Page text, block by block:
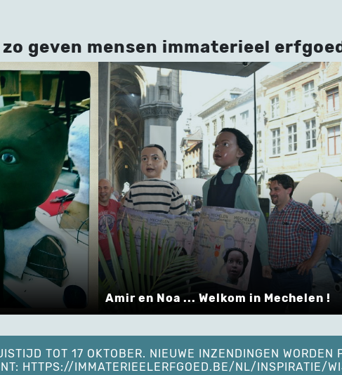
geven mensen immaterieel
Amir en Noa ... Welkom in Mechelen !
TOT 17 OKTOBER. NIEUWE INZENDINGEN
HTTPS://IMMATERIEELERFGOED.BE/NL/